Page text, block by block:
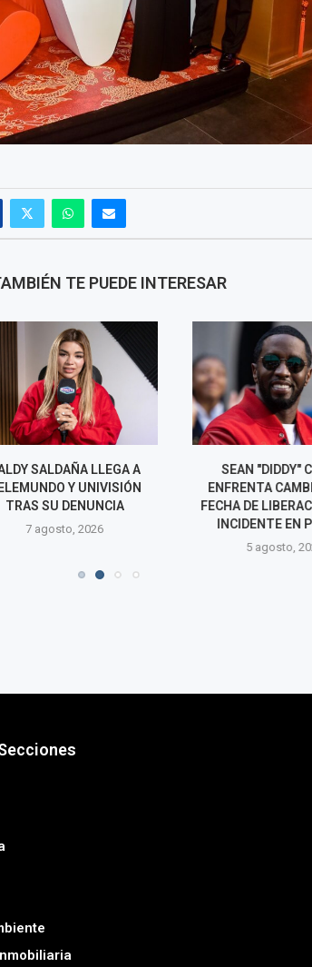
TE PUEDE INTERESAR
SEAN "DIDDY" COMBS
ENFRENTA CAMBIO EN SU
FECHA DE LIBERACIÓN TRAS
INCIDENTE EN PRISIÓN
RIHANNA
BARBADOS
CARNAVAL EN
5